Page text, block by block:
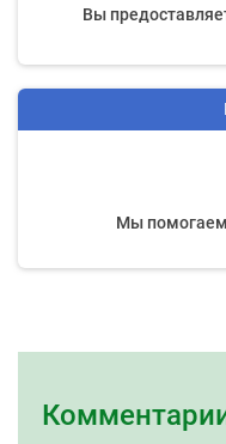
Вы
Мы